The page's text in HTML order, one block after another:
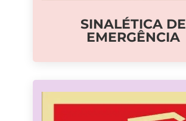
SINALÉTICA DE
EMERGÊNCIA